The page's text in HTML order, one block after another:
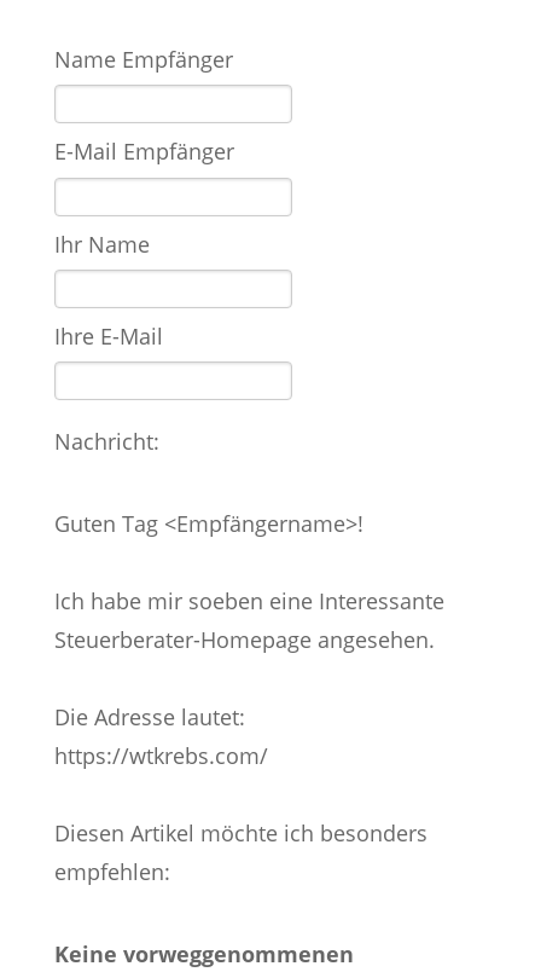
Name Empfänger
E-Mail Empfänger
Ihr Name
Ihre E-Mail
Nachricht:
Guten Tag <Empfängername>!
Ich habe mir soeben eine Interessante
Steuerberater-Homepage angesehen.
Die Adresse lautet:
https://wtkrebs.com/
Diesen Artikel möchte ich besonders
empfehlen:
Keine vorweggenommenen